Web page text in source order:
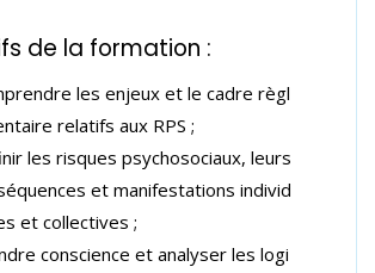
de la formation :
les enjeux et le cadre règl
relatifs aux RPS ;
les risques psychosociaux, leurs
et manifestations individ
et collectives ;
conscience et analyser les logi